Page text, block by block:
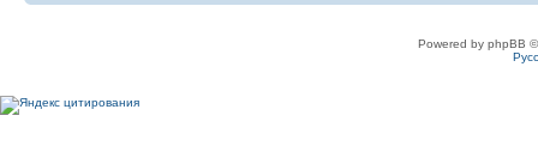
Powered by phpBB